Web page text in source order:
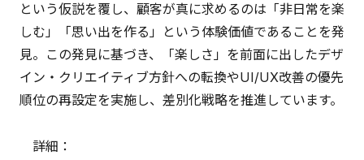
という仮説を覆し、顧客が真に求めるのは「非日常を楽
しむ」「思い出を作る」という体験価値であることを発
見。この発見に基づき、「楽しさ」を前面に出したデザ
イン・クリエイティブ方針への転換やUI/UX改善の優先
順位の再設定を実施し、差別化戦略を推進しています。
詳細：